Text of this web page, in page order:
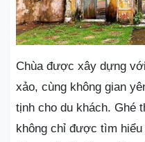
Chùa được xây dựng
xảo, cùng không gian
tịnh cho du khách. Ghé
không chỉ được tìm